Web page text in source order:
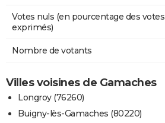
Votes nuls (en pourcentage des votes
exprimés)
Nombre de votants
Villes voisines de Gamaches
Longroy (76260)
Buigny-lès-Gamaches (80220)